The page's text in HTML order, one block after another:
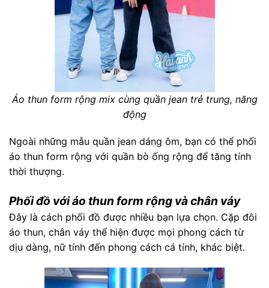
Áo thun form rộng mix cùng quần jean trẻ trung, năng
động
Ngoài những mẫu quần jean dáng ôm, bạn có thể phối
áo thun form rộng với quần bò ống rộng để tăng tính
thời thượng.
Phối đồ với áo thun form rộng và chân váy
Đây là cách phối đồ được nhiều bạn lựa chọn. Cặp đôi
áo thun, chân váy thể hiện được mọi phong cách từ
dịu dàng, nữ tính đến phong cách cá tính, khác biệt.